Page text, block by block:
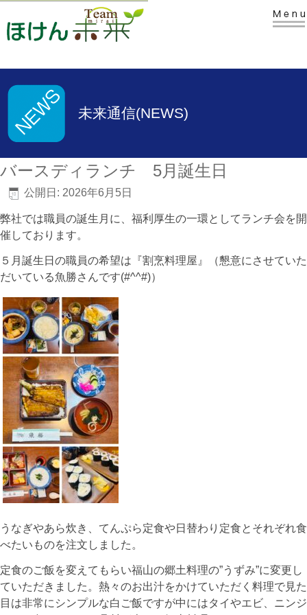
未来通信(NEWS)
バースディランチ 5月誕生日
公開日: 2026年6月5日
弊社では職員の誕生月に、福利厚生の一環としてランチ会を開
催しております。
５月誕生日の職員の希望は『割烹料理屋』（懇意にさせていた
だいている魚勝さんです(#^^#)）
うなぎやあら炊き、てんぷら定食や日替わり定食とそれぞれ食
べたいものを注文しました。
定食のご飯を変えてもらい福山の郷土料理の”うずみ”に変更し
ていただきました。熱々のお出汁をかけていただく料理で見た
目は非常にシンプルな白ご飯ですが中にはタイやエビ、ニンジ